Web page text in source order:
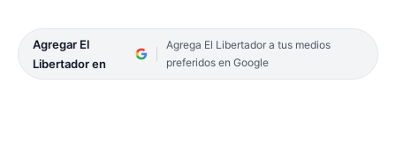
Agregar El
Libertador en
Agrega El Libertador a tus medios
preferidos en Google